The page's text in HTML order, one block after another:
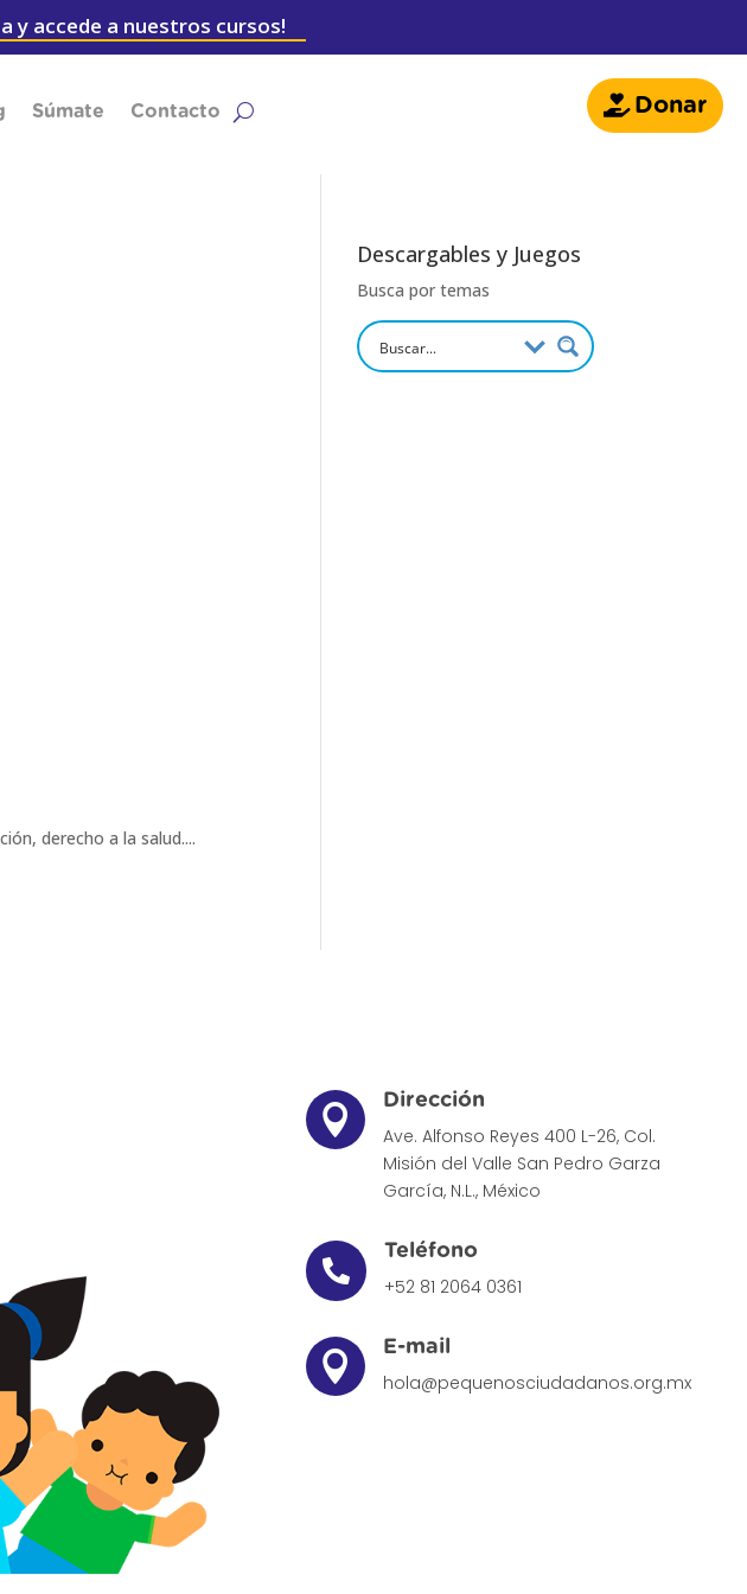
y accede a nuestros cursos!
Súmate Contacto Donar
derecho a la salud....
Descargables y Juegos
Busca por temas

Dirección
Ave. Alfonso Reyes 400 L-26, Col.
Misión del Valle San Pedro Garza
García, N.L., México

Teléfono
+52 81 2064 0361

E-mail
hola@pequenosciudadanos.org.mx